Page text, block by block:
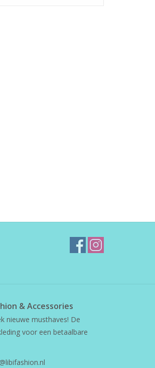
& Accessories
nieuwe musthaves! De
voor een betaalbare